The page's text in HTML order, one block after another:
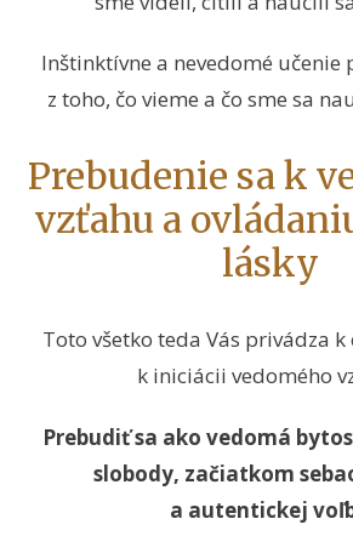
Inštinktívne a nevedomé učenie
z toho, čo vieme a čo sme sa
Prebudenie sa k
vzťahu a
lásky
Toto všetko teda Vás privádza
k iniciácii vedomého
Prebudiť sa ako vedomá
slobody, začiatkom
a autentickej